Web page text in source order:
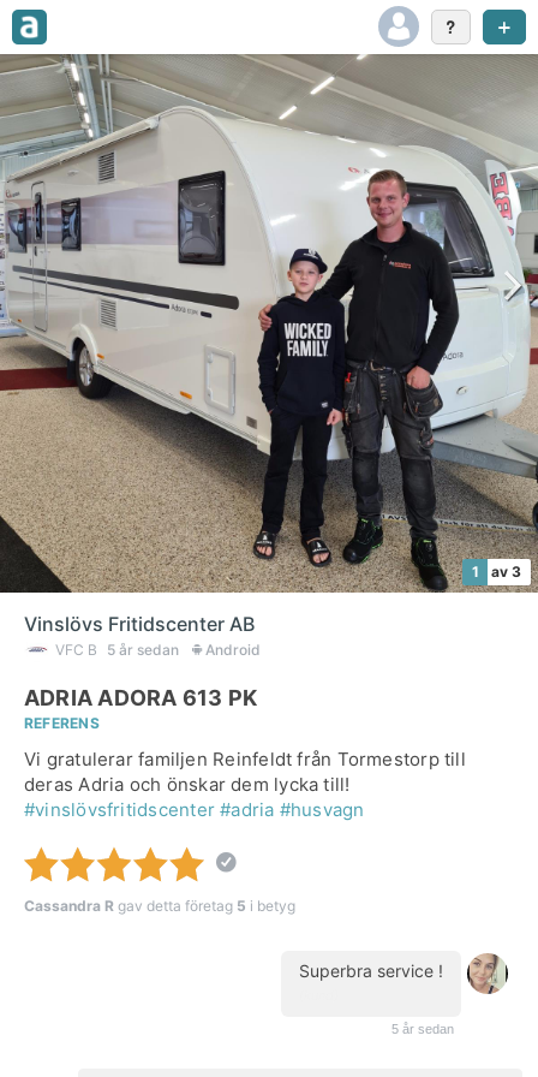
1 av 3
Vinslövs Fritidscenter AB
VFC B 5 år sedan Android
ADRIA ADORA 613 PK
REFERENS
Vi gratulerar familjen Reinfeldt från Tormestorp till
deras Adria och önskar dem lycka till!
#vinslövsfritidscenter #adria #husvagn
Cassandra R gav detta företag 5 i betyg
Superbra service !
5 år sedan